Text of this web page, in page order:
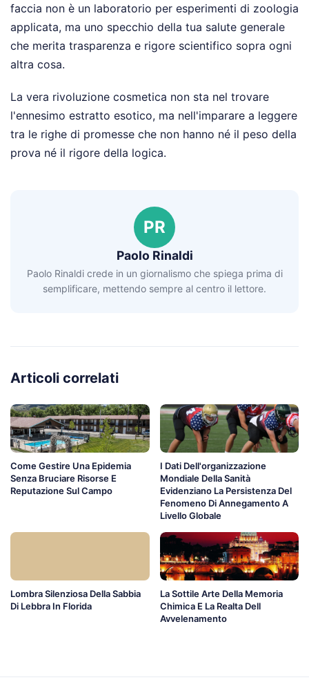
faccia non è un laboratorio per esperimenti di zoologia
applicata, ma uno specchio della tua salute generale
che merita trasparenza e rigore scientifico sopra ogni
altra cosa.
La vera rivoluzione cosmetica non sta nel trovare
l'ennesimo estratto esotico, ma nell'imparare a leggere
tra le righe di promesse che non hanno né il peso della
prova né il rigore della logica.
PR
Paolo Rinaldi
Paolo Rinaldi crede in un giornalismo che spiega prima di
semplificare, mettendo sempre al centro il lettore.
Articoli correlati
Come Gestire Una Epidemia
Senza Bruciare Risorse E
Reputazione Sul Campo
I Dati Dell'organizzazione
Mondiale Della Sanità
Evidenziano La Persistenza Del
Fenomeno Di Annegamento A
Livello Globale
Lombra Silenziosa Della Sabbia
Di Lebbra In Florida
La Sottile Arte Della Memoria
Chimica E La Realta Dell
Avvelenamento